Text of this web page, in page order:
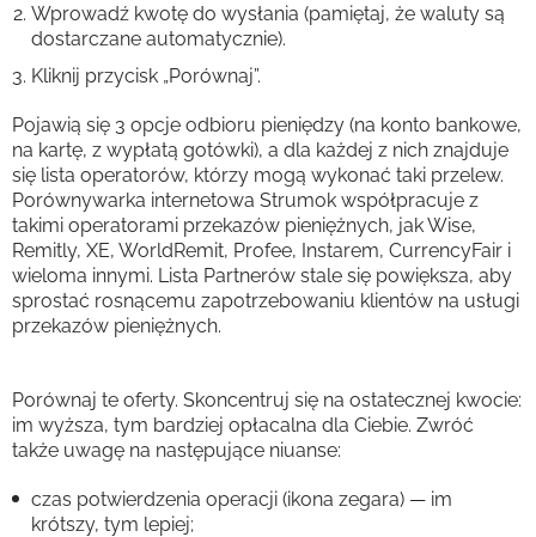
Wprowadź kwotę do wysłania (pamiętaj, że waluty są
dostarczane automatycznie).
Kliknij przycisk „Porównaj”.
Pojawią się 3 opcje odbioru pieniędzy (na konto bankowe,
na kartę, z wypłatą gotówki), a dla każdej z nich znajduje
się lista operatorów, którzy mogą wykonać taki przelew.
Porównywarka internetowa Strumok współpracuje z
takimi operatorami przekazów pieniężnych, jak Wise,
Remitly, XE, WorldRemit, Profee, Instarem, CurrencyFair i
wieloma innymi. Lista Partnerów stale się powiększa, aby
sprostać rosnącemu zapotrzebowaniu klientów na usługi
przekazów pieniężnych.
Porównaj te oferty. Skoncentruj się na ostatecznej kwocie:
im wyższa, tym bardziej opłacalna dla Ciebie. Zwróć
także uwagę na następujące niuanse:
czas potwierdzenia operacji (ikona zegara) — im
krótszy, tym lepiej;